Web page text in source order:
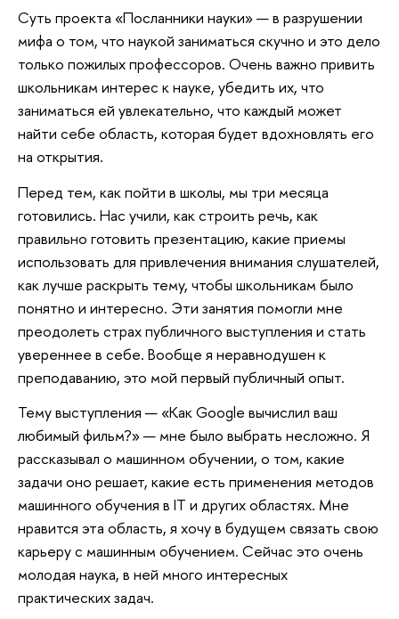
Суть проекта «Посланники науки» — в разрушении
мифа о том, что наукой заниматься скучно и это дело
только пожилых профессоров. Очень важно привить
школьникам интерес к науке, убедить их, что
заниматься ей увлекательно, что каждый может
найти себе область, которая будет вдохновлять его
на открытия.
Перед тем, как пойти в школы, мы три месяца
готовились. Нас учили, как строить речь, как
правильно готовить презентацию, какие приемы
использовать для привлечения внимания слушателей,
как лучше раскрыть тему, чтобы школьникам было
понятно и интересно. Эти занятия помогли мне
преодолеть страх публичного выступления и стать
увереннее в себе. Вообще я неравнодушен к
преподаванию, это мой первый публичный опыт.
Тему выступления — «Как Google вычислил ваш
любимый фильм?» — мне было выбрать несложно. Я
рассказывал о машинном обучении, о том, какие
задачи оно решает, какие есть применения методов
машинного обучения в IT и других областях. Мне
нравится эта область, я хочу в будущем связать свою
карьеру с машинным обучением. Сейчас это очень
молодая наука, в ней много интересных
практических задач.